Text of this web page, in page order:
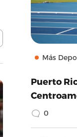
Más
Puerto
0